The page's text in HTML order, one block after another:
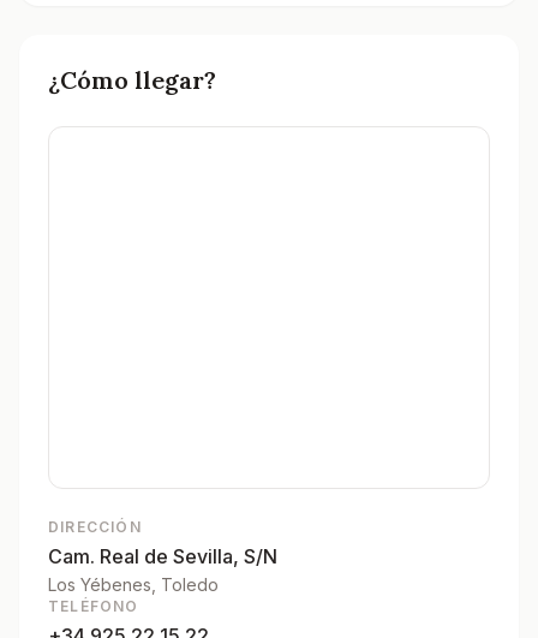
¿Cómo llegar?
DIRECCIÓN
Cam. Real de Sevilla, S/N
Los Yébenes , Toledo
TELÉFONO